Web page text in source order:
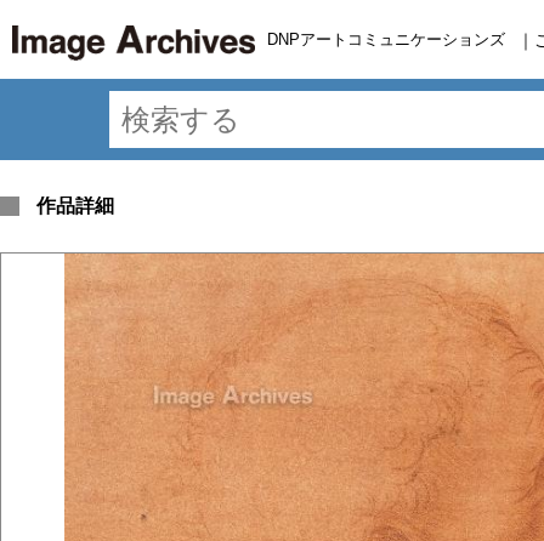
DNPアートコミュニケーションズ ｜
作品詳細